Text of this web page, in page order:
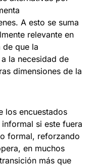
A esto se suma
relevante en
de que la
la necesidad de
dimensiones de la
los encuestados
si este fuera
formal, reforzando
en muchos
más que